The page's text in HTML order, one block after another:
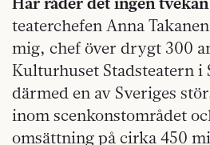
teaterchefen Anna
mig, chef över drygt 300
Kulturhuset Stadsteatern i
därmed en av Sveriges
inom scenkonstområdet
omsättning på cirka 450